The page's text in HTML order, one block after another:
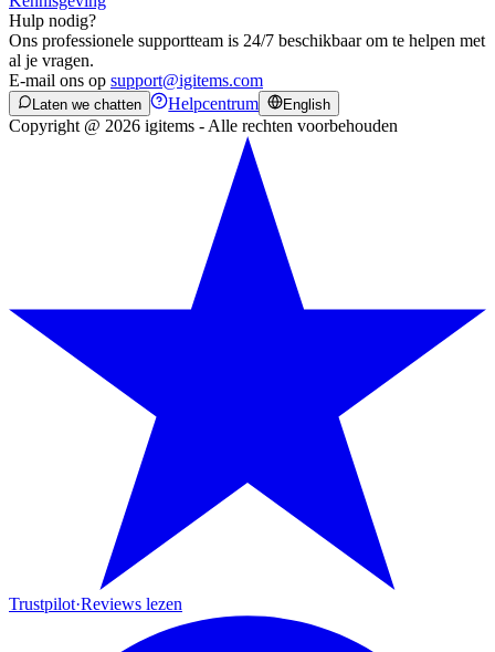
Hulp nodig?
Ons professionele supportteam is 24/7 beschikbaar om te helpen met
al je vragen.
E-mail ons op support@igitems.com
Laten we chatten Helpcentrum English
Copyright @ 2026 igitems - Alle rechten voorbehouden
Trustpilot·Reviews lezen